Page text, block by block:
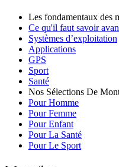
Les fondamentaux des
Ce qu'il faut savoir
Systèmes d’exploitation
Applications
GPS
Sport
Santé
Nos Sélections De
Pour Homme
Pour Femme
Pour Enfant
Pour La Santé
Pour Le Sport